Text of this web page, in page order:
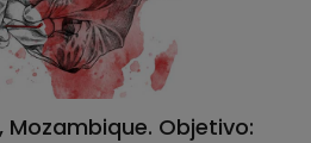
Mozambique. Objetivo: